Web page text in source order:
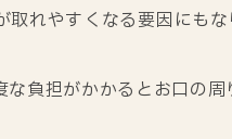
れやすくなる要因にも
負担がかかるとお口の